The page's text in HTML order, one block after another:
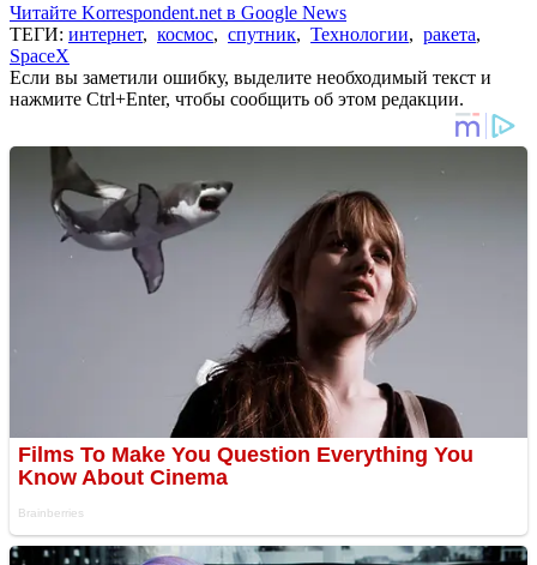
Читайте Korrespondent.net в Google News
ТЕГИ: интернет, космос, спутник, Технологии, ракета,
SpaceX
Если вы заметили ошибку, выделите необходимый текст и
нажмите Ctrl+Enter, чтобы сообщить об этом редакции.